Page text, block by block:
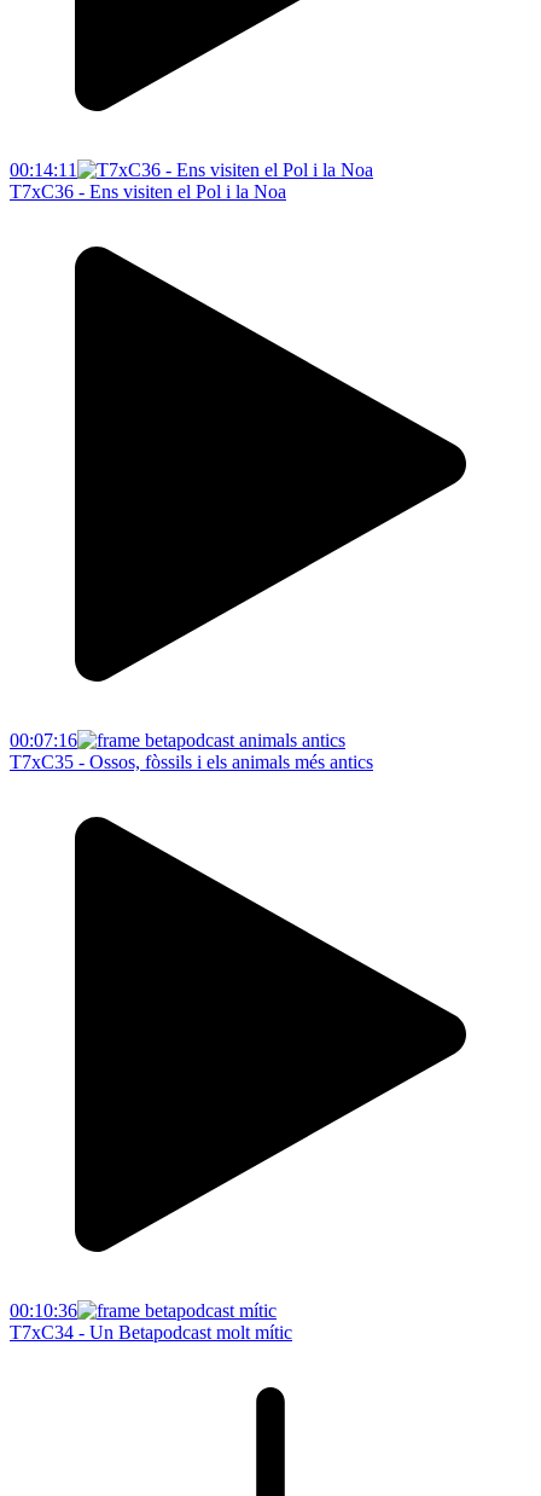
00:14:11
T7xC36 - Ens visiten el Pol i la Noa
00:07:16
T7xC35 - Ossos, fòssils i els animals més antics
00:10:36
T7xC34 - Un Betapodcast molt mític